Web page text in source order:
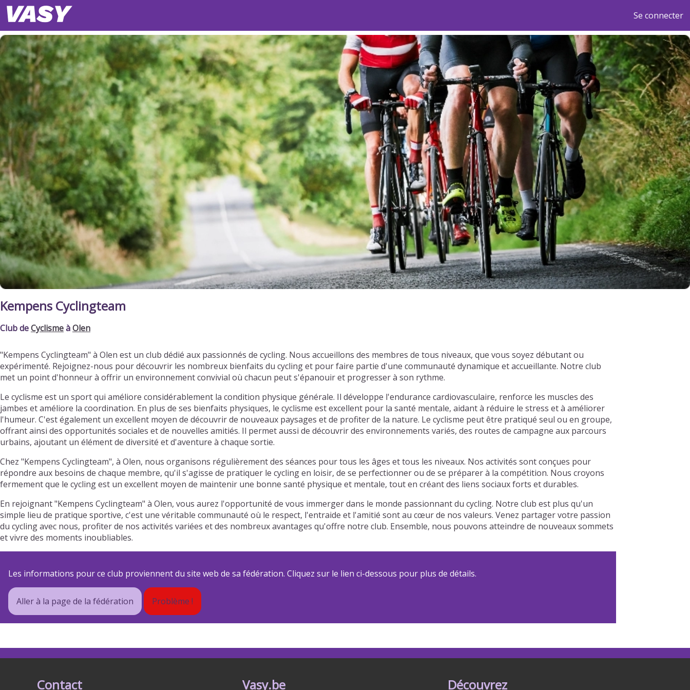
Se connecter
Kempens Cyclingteam
Club deCyclismeàOlen
"Kempens Cyclingteam" à Olen est un club dédié aux passionnés de cycling. Nous accueillons des membres de tous niveaux, que vous soyez débutant ou
expérimenté. Rejoignez-nous pour découvrir les nombreux bienfaits du cycling et pour faire partie d'une communauté dynamique et accueillante. Notre club
met un point d'honneur à offrir un environnement convivial où chacun peut s'épanouir et progresser à son rythme.
Le cyclisme est un sport qui améliore considérablement la condition physique générale. Il développe l'endurance cardiovasculaire, renforce les muscles des
jambes et améliore la coordination. En plus de ses bienfaits physiques, le cyclisme est excellent pour la santé mentale, aidant à réduire le stress et à améliorer
l'humeur. C'est également un excellent moyen de découvrir de nouveaux paysages et de profiter de la nature. Le cyclisme peut être pratiqué seul ou en groupe,
offrant ainsi des opportunités sociales et de nouvelles amitiés. Il permet aussi de découvrir des environnements variés, des routes de campagne aux parcours
urbains, ajoutant un élément de diversité et d'aventure à chaque sortie.
Chez "Kempens Cyclingteam", à Olen, nous organisons régulièrement des séances pour tous les âges et tous les niveaux. Nos activités sont conçues pour
répondre aux besoins de chaque membre, qu'il s'agisse de pratiquer le cycling en loisir, de se perfectionner ou de se préparer à la compétition. Nous croyons
fermement que le cycling est un excellent moyen de maintenir une bonne santé physique et mentale, tout en créant des liens sociaux forts et durables.
En rejoignant "Kempens Cyclingteam" à Olen, vous aurez l'opportunité de vous immerger dans le monde passionnant du cycling. Notre club est plus qu'un
simple lieu de pratique sportive, c'est une véritable communauté où le respect, l'entraide et l'amitié sont au cœur de nos valeurs. Venez partager votre passion
du cycling avec nous, profiter de nos activités variées et des nombreux avantages qu'offre notre club. Ensemble, nous pouvons atteindre de nouveaux sommets
et vivre des moments inoubliables.
Les informations pour ce club proviennent du site web de sa fédération. Cliquez sur le lien ci-dessous pour plus de détails.
Aller à la page de la fédération Problème !
Contact Vasy.be Découvrez